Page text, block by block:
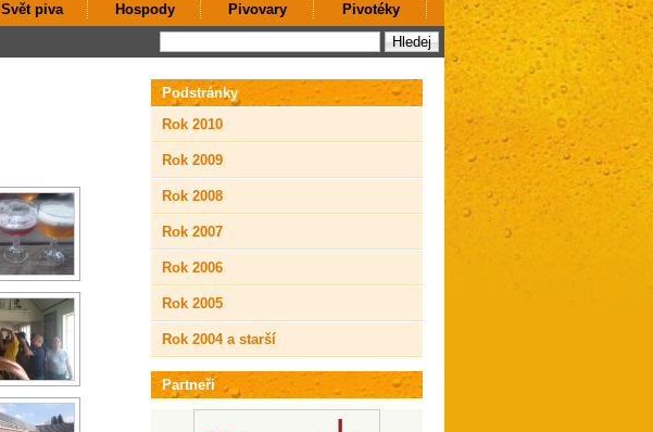
Svět piva Hospody Pivovary Pivotéky
Podstránky
Rok 2010
Rok 2009
Rok 2008
Rok 2007
Rok 2006
Rok 2005
Rok 2004 a starší
Partneři